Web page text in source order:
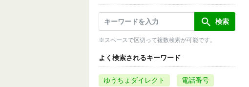
※スペースで区切って複数検索が可能です。
よく検索されるキーワード
ゆうちょダイレクト 電話番号